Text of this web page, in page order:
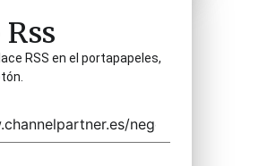
RSS en el portapapeles,